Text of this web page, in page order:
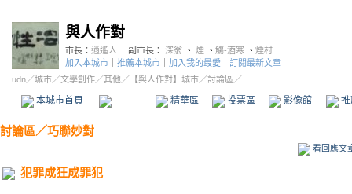
與人作對
市長： 逍遙人 副市長： 深翁 、 煙 、 觴-酒寒 、 煙村
加入本城市
推薦本城市 加入我的最愛
訂閱最新文章
udn／城市／文學創作／其他 ／ 【與人作對】城市／討論區／
本城市首頁 精華區 投票區 影像館
討論區／巧聯妙對
看回應文
犯罪成狂成罪犯